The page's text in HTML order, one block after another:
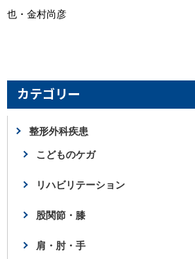
也・金村尚彦
カテゴリー
整形外科疾患
こどものケガ
リハビリテーション
股関節・膝
肩・肘・手